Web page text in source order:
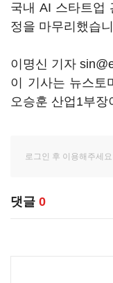
국내 AI 스타트업
정을 마무리했습
이명신 기자
이 기사는 뉴스토
오승훈 산업1부장
댓글 0